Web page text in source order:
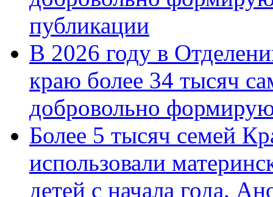
публикации
В 2026 году в
краю более 34 тысяч
добровольно
Более 5 тысяч семей
использовали
детей с начала года.